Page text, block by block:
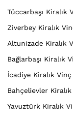
Tüccarbaşı Kiralık
Ziverbey Kiralık
Altunizade Kiralık
Bağlarbaşı Kiralık
İcadiye Kiralık Vinç
Bahçelievler
Yavuztürk Kiralık